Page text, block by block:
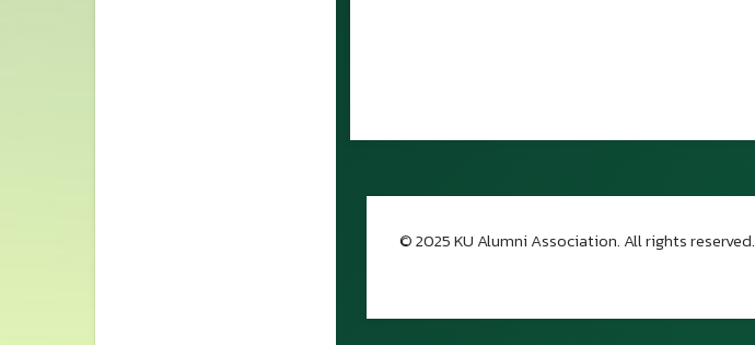
© 2025 KU Alumni Association. All rights reserved.